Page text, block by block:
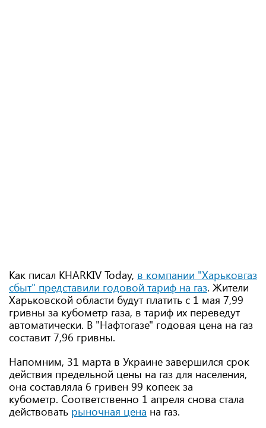
Как писал KHARKIV Today, в компании "Харьковгаз
сбыт" представили годовой тариф на газ. Жители
Харьковской области будут платить с 1 мая 7,99
гривны за кубометр газа, в тариф их переведут
автоматически. В "Нафтогазе" годовая цена на газ
составит 7,96 гривны.
Напомним, 31 марта в Украине завершился срок
действия предельной цены на газ для населения,
она составляла 6 гривен 99 копеек за
кубометр. Соответственно 1 апреля снова стала
действовать рыночная цена на газ.